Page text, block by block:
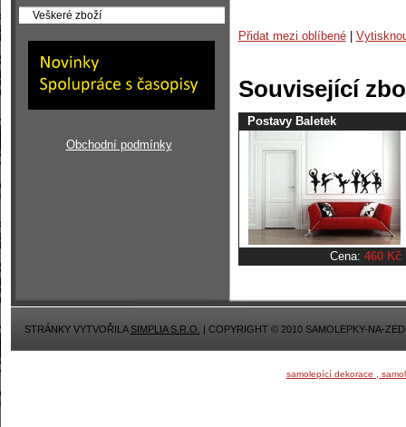
Přidat mezi oblíbené|
Související
Postavy Baletek
Cena: 460 Kč
Veškeré zboží
Obchodní podmínky
STRÁNKY VYTVOŘILASIMPLIA S.R.O. | COPYRIGHT © 2010 SAMOLEPKY-NA-
samolepící dekorace ,